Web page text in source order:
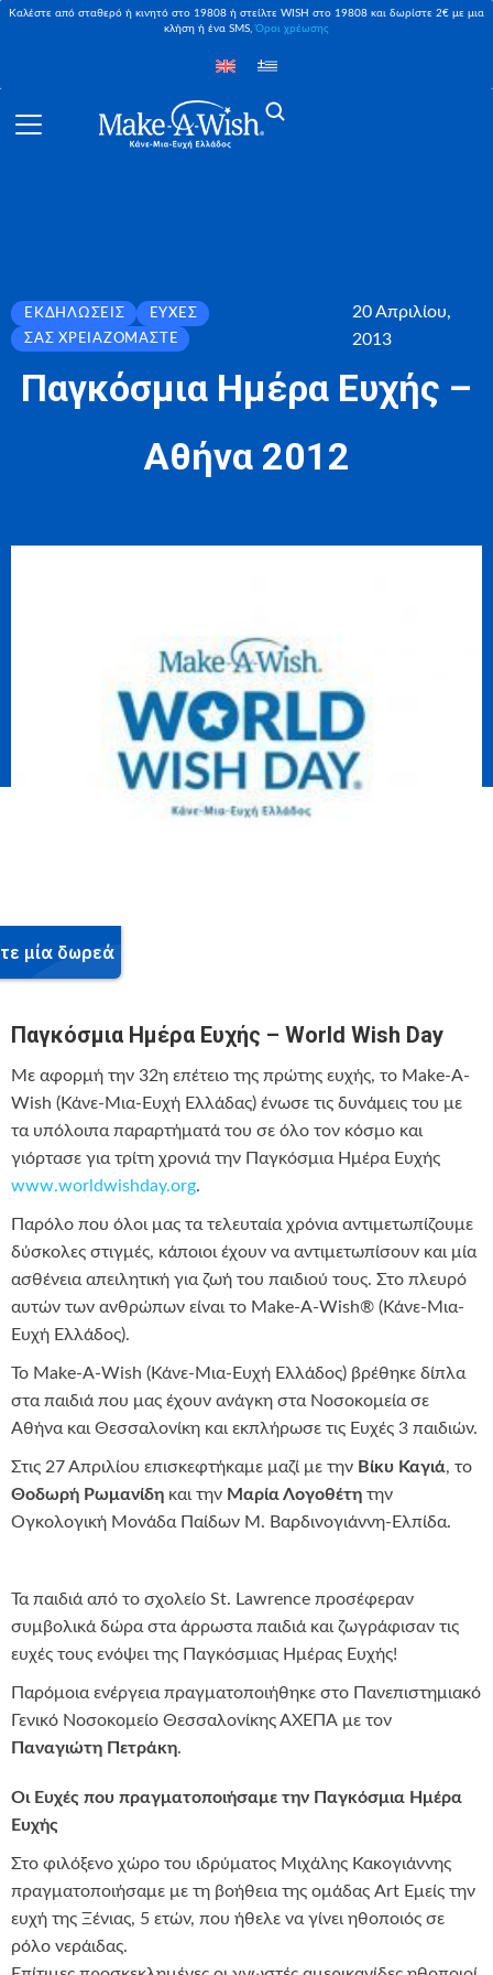
Καλέστε από σταθερό ή κινητό στο 19808 ή στείλτε WISH στο 19808 και δωρίστε 2€ με μια
κλήση ή ένα SMS,Όροι χρέωσης
ΕΚΔΗΛΏΣΕΙΣ
ΕΥΧΈΣ
ΣΑΣ ΧΡΕΙΑΖΌΜΑΣΤΕ
20 Απριλίου,
2013
Παγκόσμια Ημέρα Ευχής –
Αθήνα 2012
Παγκόσμια Ημέρα Ευχής – World Wish Day
Mε αφορμή την 32η επέτειο της πρώτης ευχής, το Make-A-
Wish (Κάνε-Μια-Ευχή Ελλάδας) ένωσε τις δυνάμεις του με
τα υπόλοιπα παραρτήματά του σε όλο τον κόσμο και
γιόρτασε για τρίτη χρονιά την Παγκόσμια Ημέρα Ευχής
www.worldwishday.org.
Παρόλο που όλοι μας τα τελευταία χρόνια αντιμετωπίζουμε
δύσκολες στιγμές, κάποιοι έχουν να αντιμετωπίσουν και μία
ασθένεια απειλητική για ζωή του παιδιού τους. Στο πλευρό
αυτών των ανθρώπων είναι το Μake-A-Wish® (Κάνε-Μια-
Ευχή Ελλάδος).
Το Μake-A-Wish (Κάνε-Μια-Ευχή Ελλάδος) βρέθηκε δίπλα
στα παιδιά που μας έχουν ανάγκη στα Νοσοκομεία σε
Αθήνα και Θεσσαλονίκη και εκπλήρωσε τις Ευχές 3 παιδιών.
Στις 27 Απριλίου επισκεφτήκαμε μαζί με την Βίκυ Καγιά, το
Θοδωρή Ρωμανίδη και την Μαρία Λογοθέτη την
Ογκολογική Μονάδα Παίδων Μ. Βαρδινογιάννη-Ελπίδα.
Τα παιδιά από το σχολείο St. Lawrence προσέφεραν
συμβολικά δώρα στα άρρωστα παιδιά και ζωγράφισαν τις
ευχές τους ενόψει της Παγκόσμιας Ημέρας Ευχής!
Παρόμοια ενέργεια πραγματοποιήθηκε στο Πανεπιστημιακό
Γενικό Νοσοκομείο Θεσσαλονίκης ΑΧΕΠΑ με τον
Παναγιώτη Πετράκη.
Οι Ευχές που πραγματοποιήσαμε την Παγκόσμια Ημέρα
Ευχής
Στο φιλόξενο χώρο του ιδρύματος Μιχάλης Κακογιάννης
πραγματοποιήσαμε με τη βοήθεια της ομάδας Art Εμείς την
ευχή της Ξένιας, 5 ετών, που ήθελε να γίνει ηθοποιός σε
ρόλο νεράιδας.